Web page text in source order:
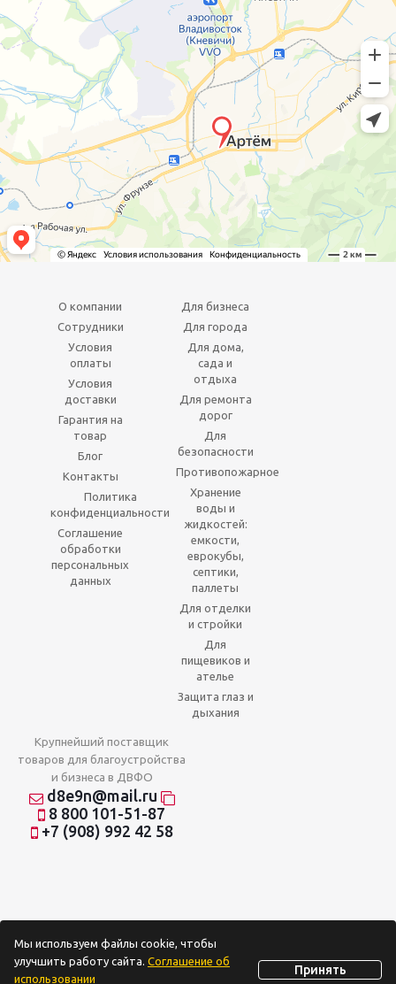
О компании
Сотрудники
Условия
оплаты
Условия
доставки
Гарантия на
товар
Блог
Контакты
Политика
конфиденциальности
Соглашение
обработки
персональных
данных
Для бизнеса
Для города
Для дома,
сада и
отдыха
Для ремонта
дорог
Для
безопасности
Противопожарное
Хранение
воды и
жидкостей:
емкости,
еврокубы,
септики,
паллеты
Для отделки
и стройки
Для
пищевиков и
ателье
Защита глаз и
дыхания
Крупнейший поставщик
товаров для благоустройства
и бизнеса в ДВФО
d8e9n@mail.ru
8 800 101-51-87
+7 (908) 992 42 58
Мы используем файлы cookie, чтобы
улучшить работу сайта. Соглашение об
использовании
Принять